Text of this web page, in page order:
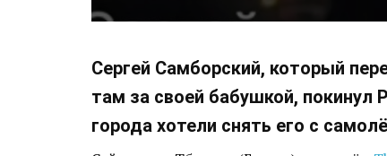
Сергей Самборский, который
там за своей бабушкой, покинул
города хотели снять его с